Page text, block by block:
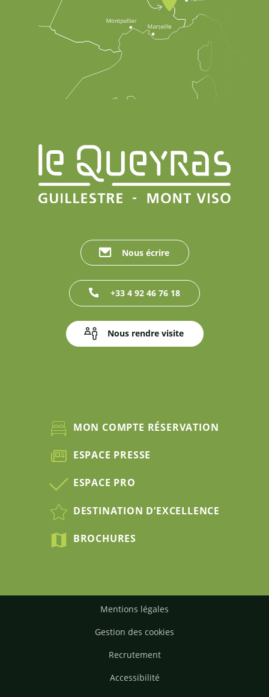
Nous écrire
+33 4 92 46 76 18
Nous rendre visite
MON COMPTE RÉSERVATION
ESPACE PRESSE
ESPACE PRO
DESTINATION D’EXCELLENCE
BROCHURES
Mentions légales
Gestion des cookies
Recrutement
Accessibilité